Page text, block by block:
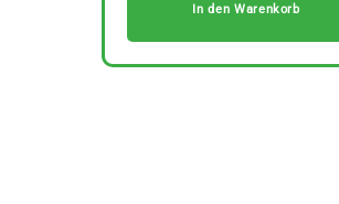
In den Warenkorb